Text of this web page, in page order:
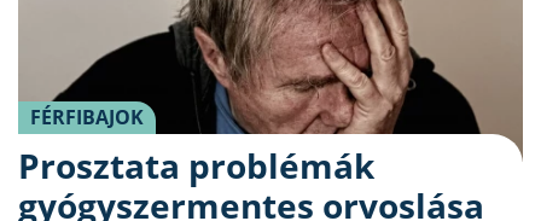
FÉRFIBAJOK
Prosztata problémák
gyógyszermentes orvoslása